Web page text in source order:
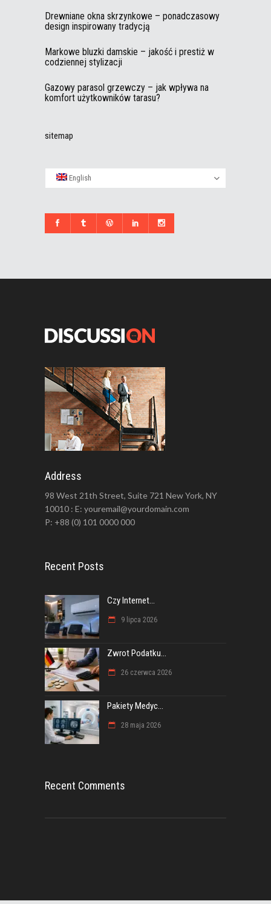
Drewniane okna skrzynkowe – ponadczasowy
design inspirowany tradycją
Markowe bluzki damskie – jakość i prestiż w
codziennej stylizacji
Gazowy parasol grzewczy – jak wpływa na
komfort użytkowników tarasu?
sitemap
English
Address
98 West 21th Street, Suite 721 New York, NY
10010 : E: youremail@yourdomain.com
P: +88 (0) 101 0000 000
Recent Posts
Czy Internet...
9 lipca 2026
Zwrot Podatku...
26 czerwca 2026
Pakiety Medyc...
28 maja 2026
Recent Comments